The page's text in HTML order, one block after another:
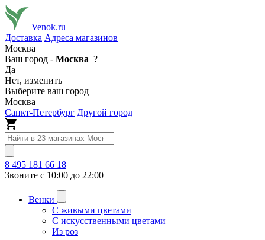
Venok.ru
Доставка Адреса магазинов
Москва
Ваш город - Москва ?
Да
Нет, изменить
Выберите ваш город
Москва
Санкт-Петербург Другой город
8 495 181 66 18
Звоните с 10:00 до 22:00
Венки
С живыми цветами
С искусственными цветами
Из роз